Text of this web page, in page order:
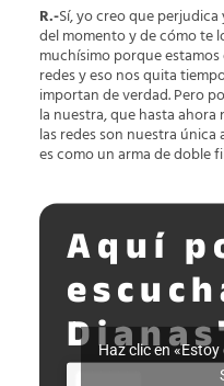
R.-Sí, yo creo que
del momento y de cómo te
muchísimo porque
redes y eso nos quita
importan de verdad. Pero
la nuestra, que hasta
las redes son nuestra única
es como un arma de doble
Aquí
Haz clic en